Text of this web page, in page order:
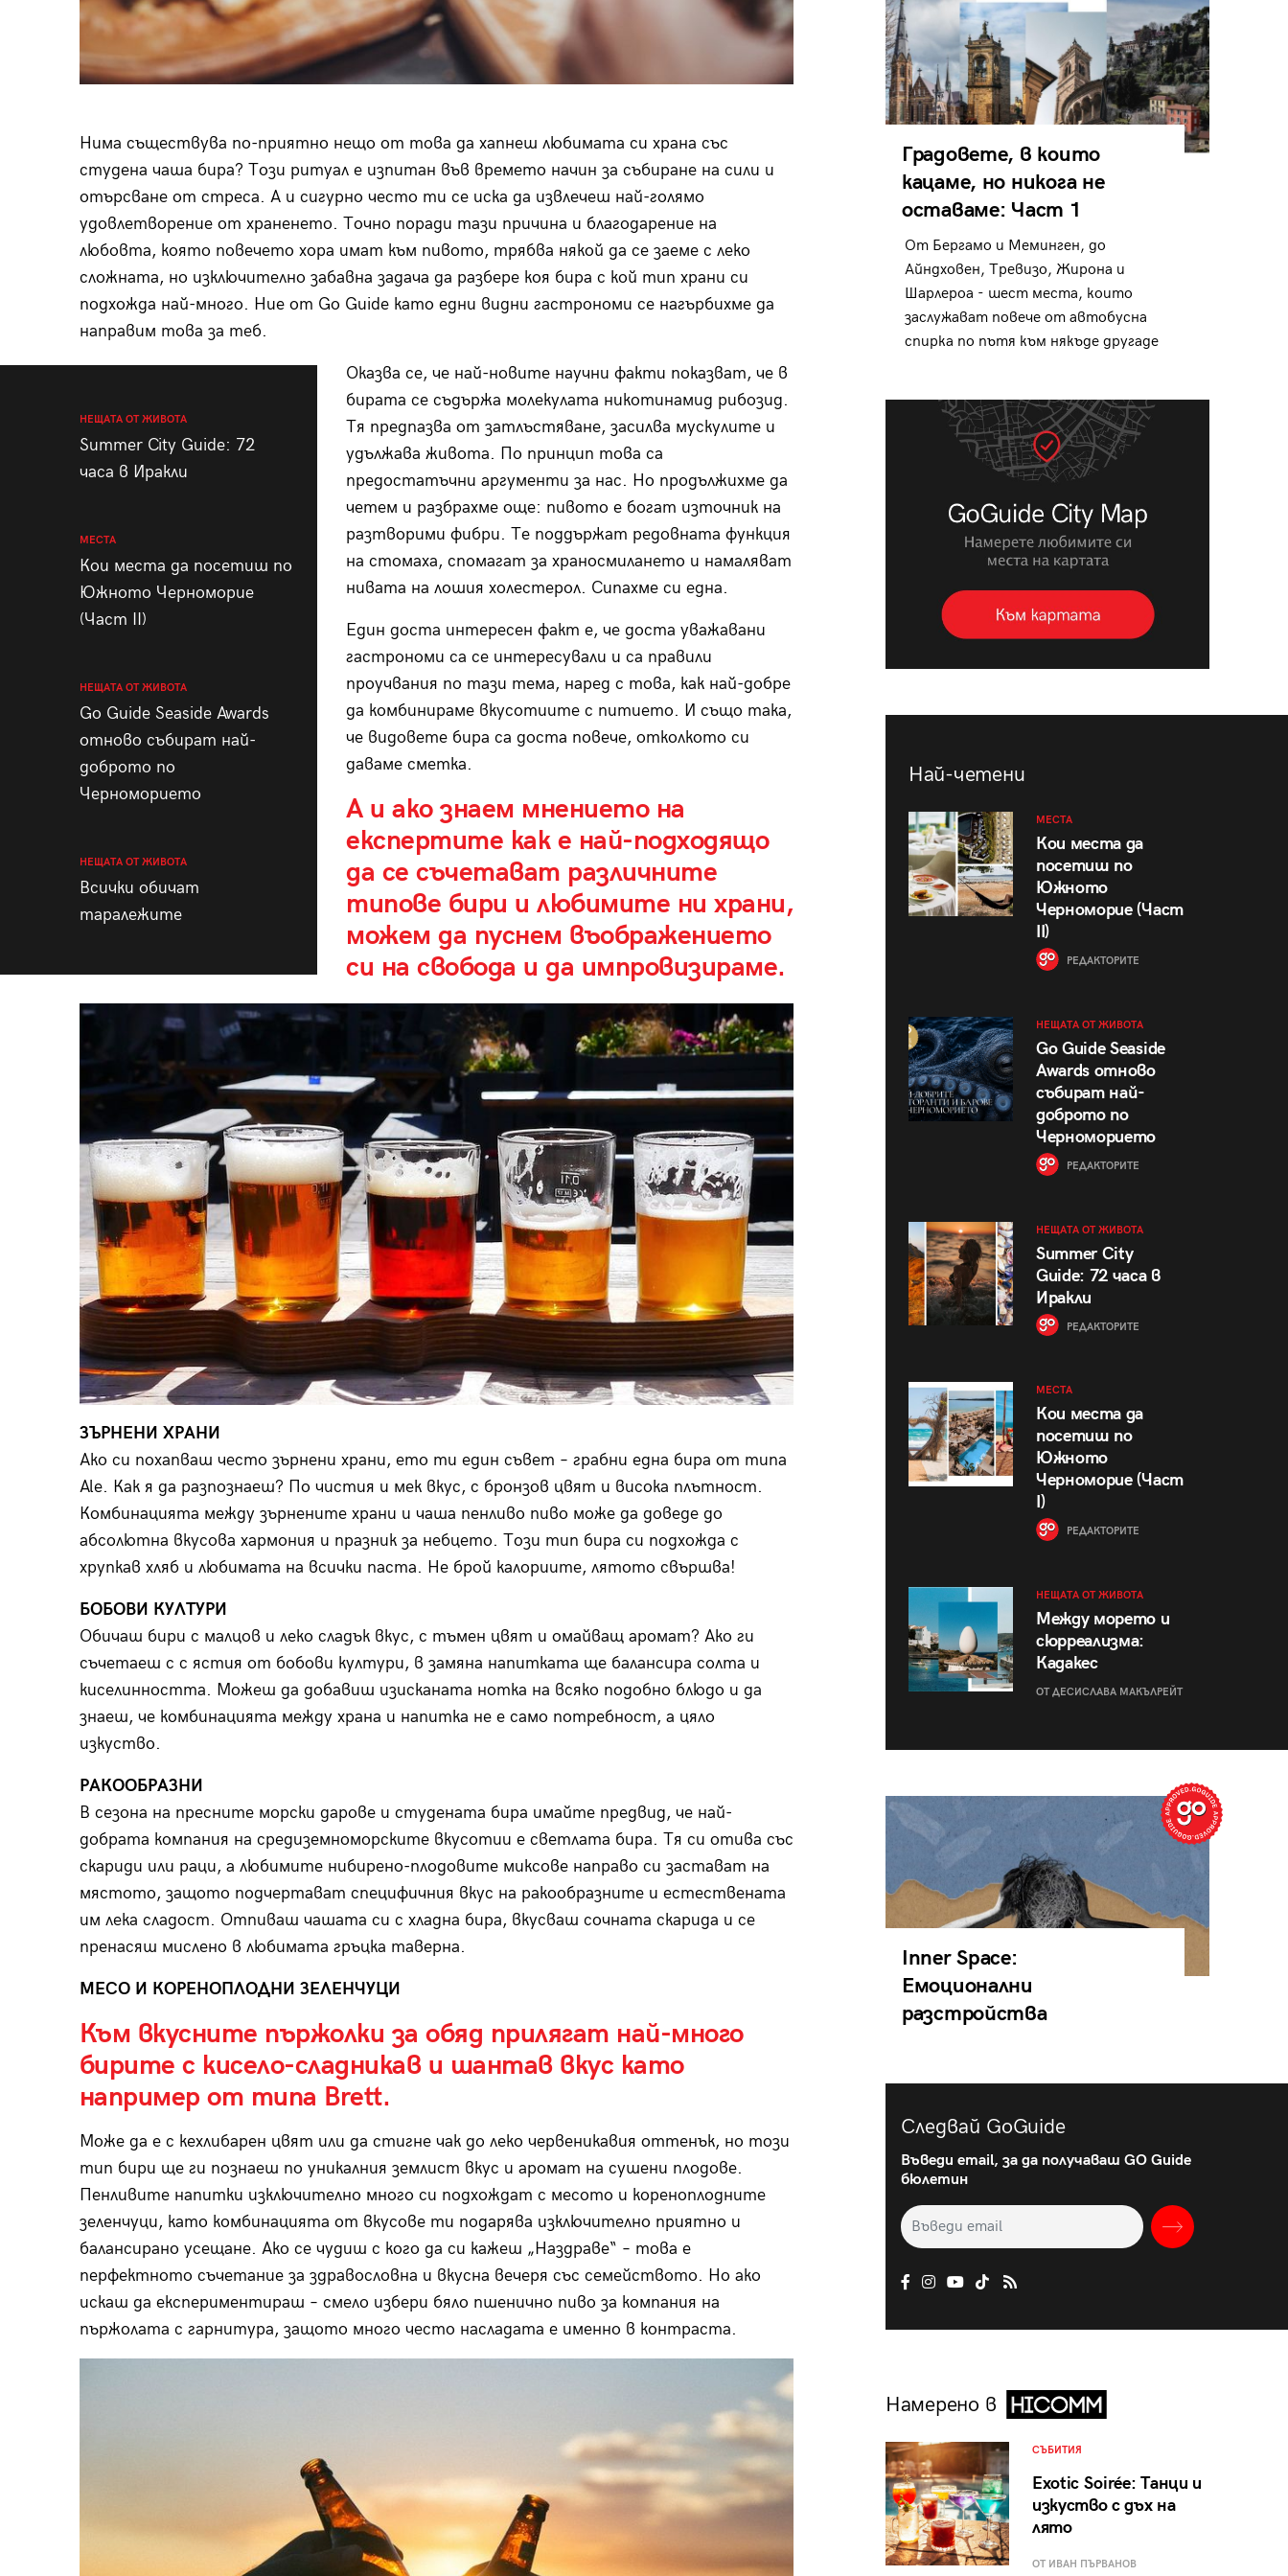
Нима съществува по-приятно нещо от това да хапнеш любимата си храна със
студена чаша бира? Този ритуал е изпитан във времето начин за събиране на сили и
отърсване от стреса. А и сигурно често ти се иска да извлечеш най-голямо
удовлетворение от храненето. Точно поради тази причина и благодарение на
любовта, която повечето хора имат към пивото, трябва някой да се заеме с леко
сложната, но изключително забавна задача да разбере коя бира с кой тип храни си
подхожда най-много. Ние от Go Guide като едни видни гастрономи се нагърбихме да
направим това за теб.
НЕЩАТА ОТ ЖИВОТА
Summer City Guide: 72
часа в Иракли
МЕСТА
Кои места да посетиш по
Южното Черноморие
(Част II)
НЕЩАТА ОТ ЖИВОТА
Go Guide Seaside Awards
отново събират най-
доброто по
Черноморието
НЕЩАТА ОТ ЖИВОТА
Всички обичат
таралежите
Оказва се, че най-новите научни факти показват, че в
бирата се съдържа молекулата никотинамид рибозид.
Тя предпазва от затлъстяване, засилва мускулите и
удължава живота. По принцип това са
предостатъчни аргументи за нас. Но продължихме да
четем и разбрахме още: пивото е богат източник на
разтворими фибри. Те поддържат редовната функция
на стомаха, спомагат за храносмилането и намаляват
нивата на лошия холестерол. Сипахме си една.
Един доста интересен факт е, че доста уважавани
гастрономи са се интересували и са правили
проучвания по тази тема, наред с това, как най-добре
да комбинираме вкусотиите с питието. И също така,
че видовете бира са доста повече, отколкото си
даваме сметка.
А и ако знаем мнението на
експертите как е най-подходящо
да се съчетават различните
типове бири и любимите ни храни,
можем да пуснем въображението
си на свобода и да импровизираме.
ЗЪРНЕНИ ХРАНИ
Ако си похапваш често зърнени храни, ето ти един съвет – грабни една бира от типа
Ale. Как я да разпознаеш? По чистия и мек вкус, с бронзов цвят и висока плътност.
Комбинацията между зърнените храни и чаша пенливо пиво може да доведе до
абсолютна вкусова хармония и празник за небцето. Този тип бира си подхожда с
хрупкав хляб и любимата на всички паста. Не брой калориите, лятото свършва!
БОБОВИ КУЛТУРИ
Обичаш бири с малцов и леко сладък вкус, с тъмен цвят и омайващ аромат? Ако ги
съчетаеш с с ястия от бобови култури, в замяна напитката ще балансира солта и
киселинността. Можеш да добавиш изисканата нотка на всяко подобно блюдо и да
знаеш, че комбинацията между храна и напитка не е само потребност, а цяло
изкуство.
РАКООБРАЗНИ
В сезона на пресните морски дарове и студената бира имайте предвид, че най-
добрата компания на средиземноморските вкусотии е светлата бира. Тя си отива със
скариди или раци, а любимите нибирено-плодовите миксове направо си застават на
мястото, защото подчертават специфичния вкус на ракообразните и естествената
им лека сладост. Отпиваш чашата си с хладна бира, вкусваш сочната скарида и се
пренасяш мислено в любимата гръцка таверна.
МЕСО И КОРЕНОПЛОДНИ ЗЕЛЕНЧУЦИ
Към вкусните пържолки за обяд прилягат най-много
бирите с киселo-сладникав и шантав вкус като
например от типа Brett.
Може да е с кехлибарен цвят или да стигне чак до леко червеникавия оттенък, но този
тип бири ще ги познаеш по уникалния землист вкус и аромат на сушени плодове.
Пенливите напитки изключително много си подхождат с месото и кореноплодните
зеленчуци, като комбинацията от вкусове ти подарява изключително приятно и
балансирано усещане. Ако се чудиш с кого да си кажеш „Наздраве“ – това е
перфектното съчетание за здравословна и вкусна вечеря със семейството. Но ако
искаш да експериментираш – смело избери бяло пшенично пиво за компания на
пържолата с гарнитура, защото много често насладата е именно в контраста.
Градовете, в които
кацаме, но никога не
оставаме: Част 1
От Бергамо и Меминген, до
Айндховен, Тревизо, Жирона и
Шарлероа - шест места, които
заслужават повече от автобусна
спирка по пътя към някъде другаде
Най-четени
МЕСТА
Кои места да
посетиш по
Южното
Черноморие (Част
II)
РЕДАКТОРИТЕ
НЕЩАТА ОТ ЖИВОТА
Go Guide Seaside
Awards отново
събират най-
доброто по
Черноморието
РЕДАКТОРИТЕ
НЕЩАТА ОТ ЖИВОТА
Summer City
Guide: 72 часа в
Иракли
РЕДАКТОРИТЕ
МЕСТА
Кои места да
посетиш по
Южното
Черноморие (Част
I)
РЕДАКТОРИТЕ
НЕЩАТА ОТ ЖИВОТА
Между морето и
сюрреализма:
Кадакес
ОТ ДЕСИСЛАВА МАКЪЛРЕЙТ
Inner Space:
Емоционални
разстройства
Следвай GoGuide
Въведи email, за да получаваш GO Guide
бюлетин
Намерено в
СЪБИТИЯ
Exotic Soirée: Танци и
изкуство с дъх на
лято
ОТ ИВАН ПЪРВАНОВ